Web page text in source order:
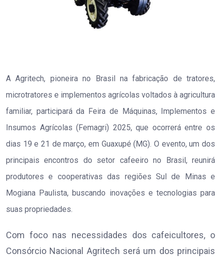
A Agritech, pioneira no Brasil na fabricação de tratores,
microtratores e implementos agrícolas voltados à agricultura
familiar, participará da Feira de Máquinas, Implementos e
Insumos Agrícolas (Femagri) 2025, que ocorrerá entre os
dias 19 e 21 de março, em Guaxupé (MG). O evento, um dos
principais encontros do setor cafeeiro no Brasil, reunirá
produtores e cooperativas das regiões Sul de Minas e
Mogiana Paulista, buscando inovações e tecnologias para
suas propriedades.
Com foco nas necessidades dos cafeicultores, o
Consórcio Nacional Agritech será um dos principais